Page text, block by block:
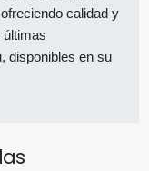
calidad y
disponibles en su